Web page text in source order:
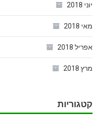
יוני 2018
מאי 2018
אפריל 2018
מרץ 2018
קטגוריות